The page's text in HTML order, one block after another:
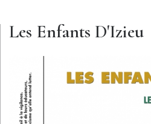
Les Enfants D'Izieu